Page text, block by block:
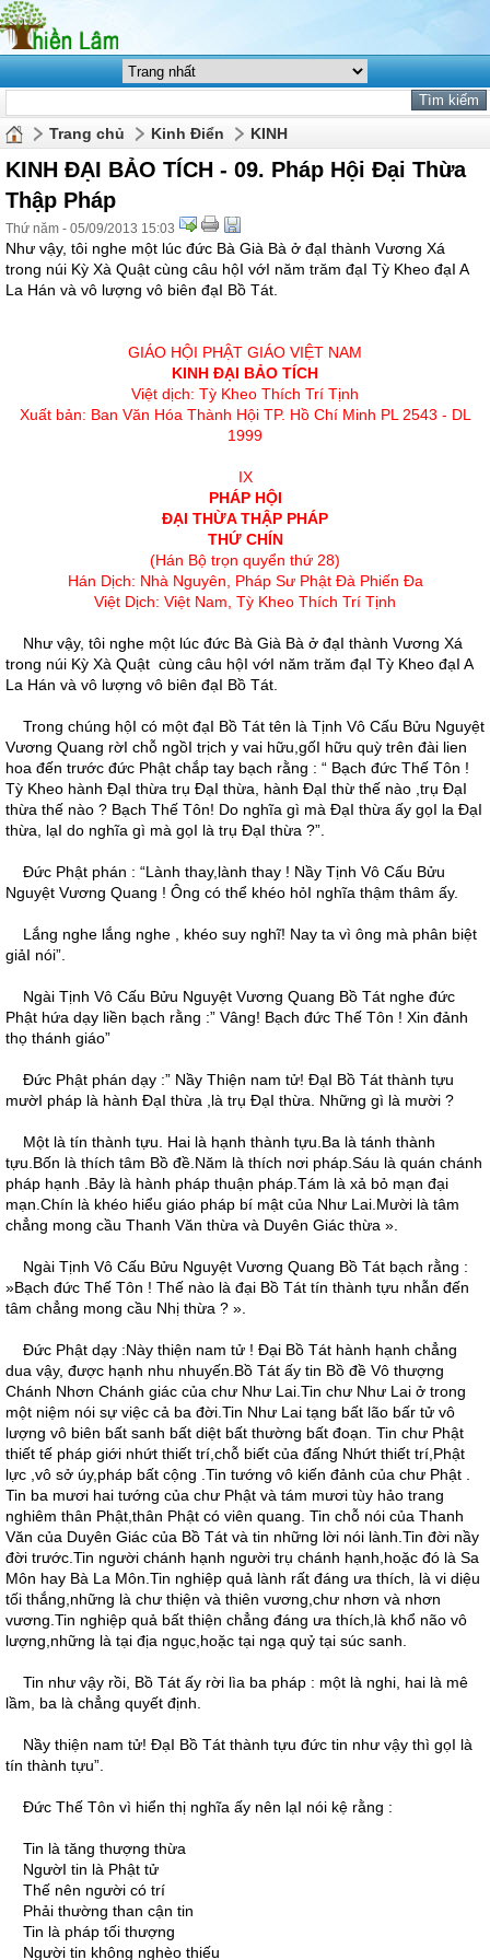
Trang chủ Kinh Điển KINH
KINH ĐẠI BẢO TÍCH - 09. Pháp Hội Đại Thừa
Thập Pháp
Thứ năm - 05/09/2013 15:03
Như vậy, tôi nghe một lúc đức Bà Già Bà ở đạI thành Vương Xá
trong núi Kỳ Xà Quật cùng câu hộI vớI năm trăm đạI Tỳ Kheo đạI A
La Hán và vô lượng vô biên đạI Bồ Tát.
GIÁO HỘI PHẬT GIÁO VIỆT NAM
KINH ÐẠI BẢO TÍCH
Việt dịch: Tỳ Kheo Thích Trí Tịnh
Xuất bản: Ban Văn Hóa Thành Hội TP. Hồ Chí Minh PL 2543 - DL
1999
IX
PHÁP HỘI
ĐẠI THỪA THẬP PHÁP
THỨ CHÍN
(Hán Bộ trọn quyển thứ 28)
Hán Dịch: Nhà Nguyên, Pháp Sư Phật Đà Phiến Đa
Việt Dịch: Việt Nam, Tỳ Kheo Thích Trí Tịnh
Như vậy, tôi nghe một lúc đức Bà Già Bà ở đạI thành Vương Xá
trong núi Kỳ Xà Quật cùng câu hộI vớI năm trăm đạI Tỳ Kheo đạI A
La Hán và vô lượng vô biên đạI Bồ Tát.
Trong chúng hộI có một đạI Bồ Tát tên là Tịnh Vô Cấu Bửu Nguyệt
Vương Quang rờI chỗ ngồI trịch y vai hữu,gốI hữu quỳ trên đài lien
hoa đến trước đức Phật chắp tay bạch rằng : “ Bạch đức Thế Tôn !
Tỳ Kheo hành ÐạI thừa trụ ÐạI thừa, hành ÐạI thừ thế nào ,trụ ÐạI
thừa thế nào ? Bạch Thế Tôn! Do nghĩa gì mà ÐạI thừa ấy gọI la ÐạI
thừa, lạI do nghĩa gì mà gọI là trụ ÐạI thừa ?”.
Ðức Phật phán : “Lành thay,lành thay ! Nầy Tịnh Vô Cấu Bửu
Nguyệt Vương Quang ! Ông có thể khéo hỏI nghĩa thậm thâm ấy.
Lắng nghe lắng nghe , khéo suy nghĩ! Nay ta vì ông mà phân biệt
giảI nói”.
Ngài Tịnh Vô Cấu Bửu Nguyệt Vương Quang Bồ Tát nghe đức
Phật hứa dạy liền bạch rằng :” Vâng! Bạch đức Thế Tôn ! Xin đảnh
thọ thánh giáo”
Ðức Phật phán dạy :” Nầy Thiện nam tử! ÐạI Bồ Tát thành tựu
mườI pháp là hành ÐạI thừa ,là trụ ÐạI thừa. Những gì là mười ?
Một là tín thành tựu. Hai là hạnh thành tựu.Ba là tánh thành
tựu.Bốn là thích tâm Bồ đề.Năm là thích nơi pháp.Sáu là quán chánh
pháp hạnh .Bảy là hành pháp thuận pháp.Tám là xả bỏ mạn đại
mạn.Chín là khéo hiểu giáo pháp bí mật của Như Lai.Mười là tâm
chẳng mong cầu Thanh Văn thừa và Duyên Giác thừa ».
Ngài Tịnh Vô Cấu Bửu Nguyệt Vương Quang Bồ Tát bạch rằng :
»Bạch đức Thế Tôn ! Thế nào là đại Bồ Tát tín thành tựu nhẫn đến
tâm chẳng mong cầu Nhị thừa ? ».
Ðức Phật dạy :Này thiện nam tử ! Ðại Bồ Tát hành hạnh chẳng
dua vậy, được hạnh nhu nhuyến.Bồ Tát ấy tin Bồ đề Vô thượng
Chánh Nhơn Chánh giác của chư Như Lai.Tin chư Như Lai ở trong
một niệm nói sự việc cả ba đời.Tin Như Lai tạng bất lão bấr tử vô
lượng vô biên bất sanh bất diệt bất thường bất đoạn. Tin chư Phật
thiết tế pháp giới nhứt thiết trí,chỗ biết của đấng Nhứt thiết trí,Phật
lực ,vô sở úy,pháp bất cộng .Tin tướng vô kiến đảnh của chư Phật .
Tin ba mươi hai tướng của chư Phật và tám mươi tùy hảo trang
nghiêm thân Phật,thân Phật có viên quang. Tin chỗ nói của Thanh
Văn của Duyên Giác của Bồ Tát và tin những lời nói lành.Tin đời nầy
đời trước.Tin người chánh hạnh người trụ chánh hạnh,hoặc đó là Sa
Môn hay Bà La Môn.Tin nghiệp quả lành rất đáng ưa thích, là vi diệu
tối thắng,những là chư thiện và thiên vương,chư nhơn và nhơn
vương.Tin nghiệp quả bất thiện chẳng đáng ưa thích,là khổ não vô
lượng,những là tại địa ngục,hoặc tại ngạ quỷ tại súc sanh.
Tin như vậy rồi, Bồ Tát ấy rời lìa ba pháp : một là nghi, hai là mê
lầm, ba là chẳng quyết định.
Nầy thiện nam tử! ÐạI Bồ Tát thành tựu đức tin như vậy thì gọI là
tín thành tựu”.
Ðức Thế Tôn vì hiển thị nghĩa ấy nên lạI nói kệ rằng :
Tin là tăng thượng thừa
NgườI tin là Phật tử
Thế nên người có trí
Phải thường than cận tin
Tin là pháp tối thượng
Người tin không nghèo thiếu